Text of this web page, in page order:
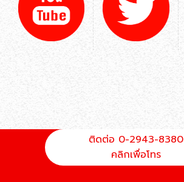
ติดต่อ 0-2943-8380
คลิกเพื่อโทร